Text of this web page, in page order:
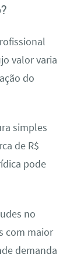
valor varia
do
simples
de R$
pode
no
com maior
demanda